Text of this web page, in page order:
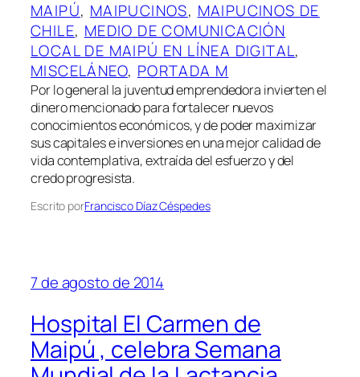
MAIPÚ, MAIPUCINOS, MAIPUCINOS DE
CHILE, MEDIO DE COMUNICACIÓN
LOCAL DE MAIPÚ EN LÍNEA DIGITAL
MISCELÁNEO, PORTADA M
Por lo general la juventud emprendedora invierten el
dinero mencionado para fortalecer nuevos
conocimientos económicos, y de poder maximizar
sus capitales e inversiones en una mejor calidad de
vida contemplativa, extraída del esfuerzo y del
credo progresista.
Escrito porFrancisco Díaz Céspedes
7 de agosto de 2014
Hospital El Carmen de
Maipú , celebra Semana